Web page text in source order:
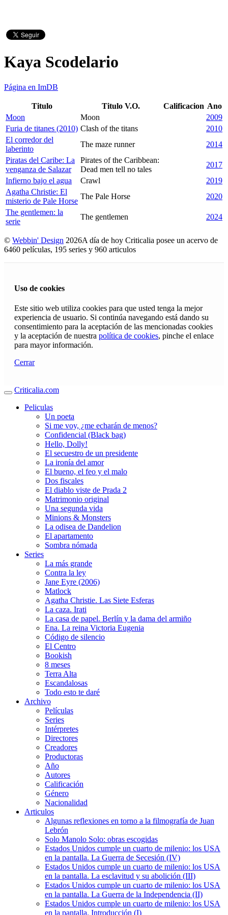
Kaya Scodelario
Página en ImDB
Titulo Titulo V.O. Calificacion Ano
Moon
Moon
2009
Furia de titanes (2010) Clash of the titans
2010
El corredor del
laberinto
The maze runner
2014
Piratas del Caribe: La
venganza de Salazar
Pirates of the Caribbean:
Dead men tell no tales
2017
Infierno bajo el agua
Crawl
2019
Agatha Christie: El
misterio de Pale Horse
The Pale Horse
2020
The gentlemen: la
serie
The gentlemen 2024
© Webbin' Design 2026A día de hoy Criticalia posee un acervo de
6460 películas, 195 series y 960 articulos
Uso de cookies
Este sitio web utiliza cookies para que usted tenga la mejor
experiencia de usuario. Si continúa navegando está dando su
consentimiento para la aceptación de las mencionadas cookies
y la aceptación de nuestra política de cookies, pinche el enlace
para mayor información.
Cerrar
Criticalia.com
Peliculas
Un poeta
Si me voy, ¿me echarán de menos?
Confidencial (Black bag)
Hello, Dolly!
El secuestro de un presidente
La ironía del amor
El bueno, el feo y el malo
Dos fiscales
El diablo viste de Prada 2
Matrimonio original
Una segunda vida
Minions & Monsters
La odisea de Dandelion
El apartamento
Sombra nómada
Series
La más grande
Contra la ley
Jane Eyre (2006)
Matlock
Agatha Christie. Las Siete Esferas
La caza. Irati
La casa de papel. Berlín y la dama del armiño
Ena. La reina Victoria Eugenia
Código de silencio
El Centro
Bookish
8 meses
Terra Alta
Escandalosas
Todo esto te daré
Archivo
Películas
Series
Intérpretes
Directores
Creadores
Productoras
Año
Autores
Calificación
Género
Nacionalidad
Articulos
Algunas reflexiones en torno a la filmografía de Juan
Lebrón
Solo Manolo Solo: obras escogidas
Estados Unidos cumple un cuarto de milenio: los USA
en la pantalla. La Guerra de Secesión (IV)
Estados Unidos cumple un cuarto de milenio: los USA
en la pantalla. La esclavitud y su abolición (III)
Estados Unidos cumple un cuarto de milenio: los USA
en la pantalla. La Guerra de la Independencia (II)
Estados Unidos cumple un cuarto de milenio: los USA
en la pantalla. Introducción (I)